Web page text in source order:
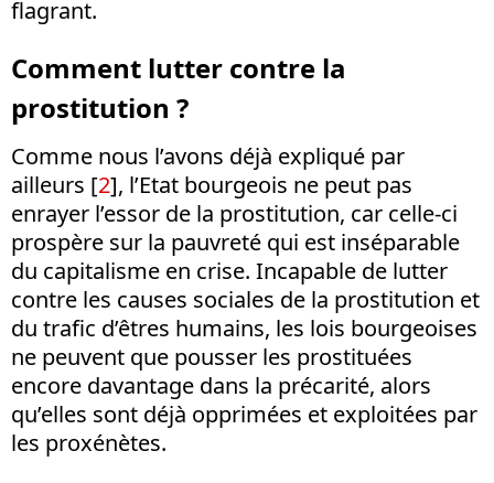
flagrant.
Comment lutter contre la
prostitution ?
Comme nous l’avons déjà expliqué par
ailleurs [2], l’Etat bourgeois ne peut pas
enrayer l’essor de la prostitution, car celle-ci
prospère sur la pauvreté qui est inséparable
du capitalisme en crise. Incapable de lutter
contre les causes sociales de la prostitution et
du trafic d’êtres humains, les lois bourgeoises
ne peuvent que pousser les prostituées
encore davantage dans la précarité, alors
qu’elles sont déjà opprimées et exploitées par
les proxénètes.